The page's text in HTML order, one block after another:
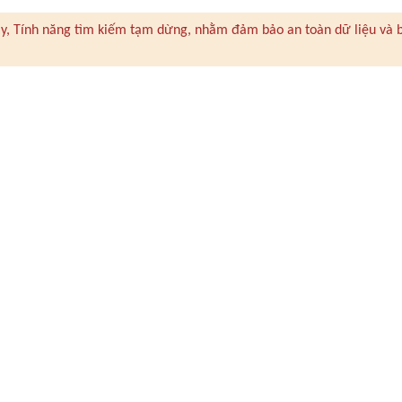
Tính năng tìm kiếm tạm dừng, nhằm đảm bảo an toàn dữ liệu và